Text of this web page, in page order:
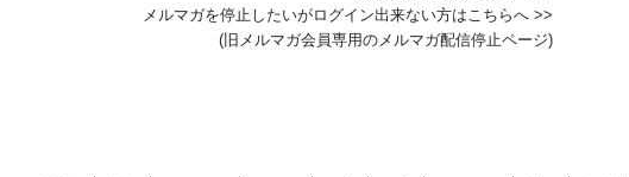
メルマガを停止したいがログイン出来ない方はこちらへ >>
(旧メルマガ会員専用のメルマガ配信停止ページ)